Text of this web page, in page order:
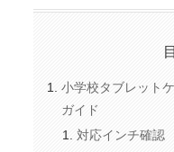
小学校タブレット
ガイド
対応インチ確認